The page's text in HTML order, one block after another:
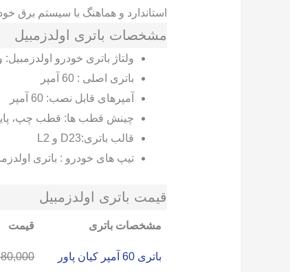
استاندارد و هماهنگ با سیستم برق
مشخصات باتری اولدزمبیل
ولتاژ باتری خودرو اولدزمبیل: ولتاژ
باتری اصلی : 60 آمپر
آمپرهای قابل نصب: 60 آمپر
چینش قطب ها: قطب چپ،
قالب باتری:D23 و L2
تیپ های خودرو : باتری
قیمت باتری اولدزمبیل
مشخصات باتری قیمت
باتری 60 آمپر کیان پاور